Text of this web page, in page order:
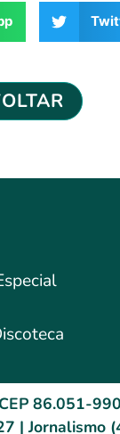
86.051-
| Jornalismo